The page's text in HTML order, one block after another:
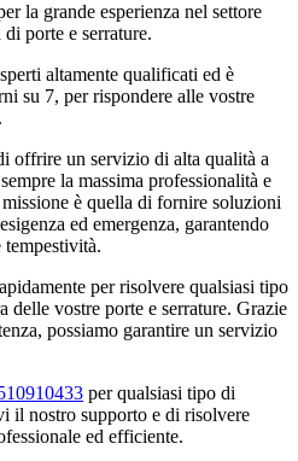
la grande esperienza nel settore
porte e serrature.
altamente qualificati ed è
su 7, per rispondere alle vostre
offrire un servizio di alta qualità a
la massima professionalità e
è quella di fornire soluzioni
ed emergenza, garantendo
tempestività.
per risolvere qualsiasi tipo
delle vostre porte e serrature. Grazie
possiamo garantire un servizio
per qualsiasi tipo di
il nostro supporto e di risolvere
ed efficiente.